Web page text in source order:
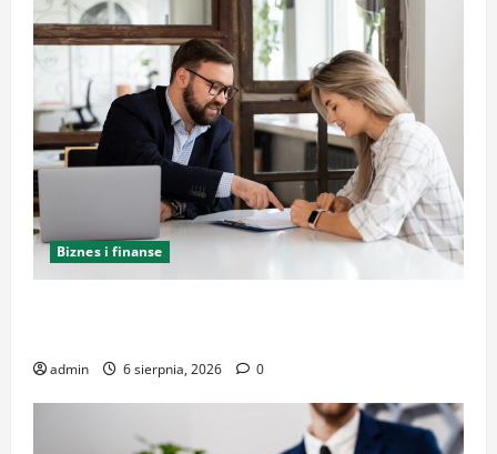
Biznes i finanse
admin 6 sierpnia, 2026 0